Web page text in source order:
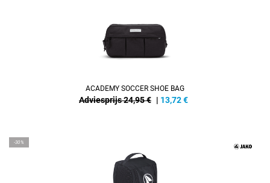
ACADEMY SOCCER SHOE BAG
Adviesprijs 24,95 € | 13,72€
-30%